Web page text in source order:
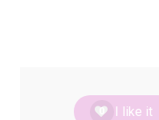
0 I like it